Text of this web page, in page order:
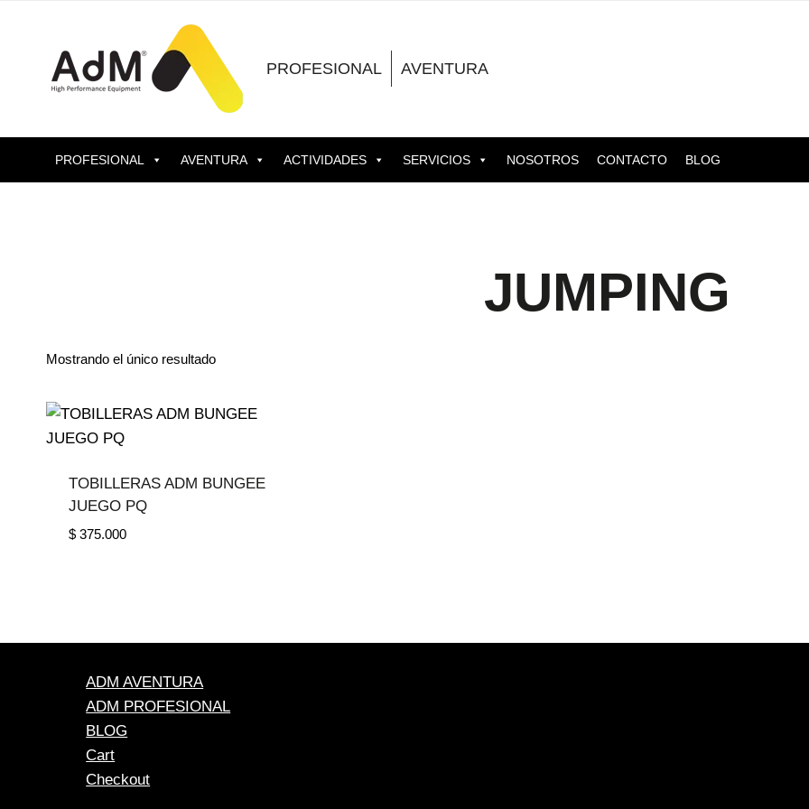
contenido
PROFESIONAL AVENTURA
PROFESIONAL AVENTURA ACTIVIDADES SERVICIOS NOSOTROS CONTACTO BLOG
JUMPING
Mostrando el único resultado
TOBILLERAS ADM BUNGEE
JUEGO PQ
$375.000
ADM AVENTURA
ADM PROFESIONAL
BLOG
Cart
Checkout